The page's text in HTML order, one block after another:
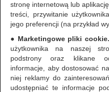
stronę internetową lub
treści, przywitanie
jego preferencji (na przykład
● Marketingowe pliki cookie.
użytkownika na naszej
podstrony oraz klikane
informacje, aby dostosować
niej reklamy do
udostępniać te informacje